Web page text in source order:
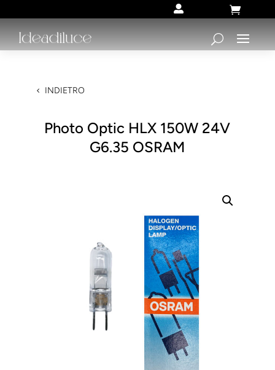
 
INDIETRO
Photo Optic HLX 150W 24V
G6.35 OSRAM